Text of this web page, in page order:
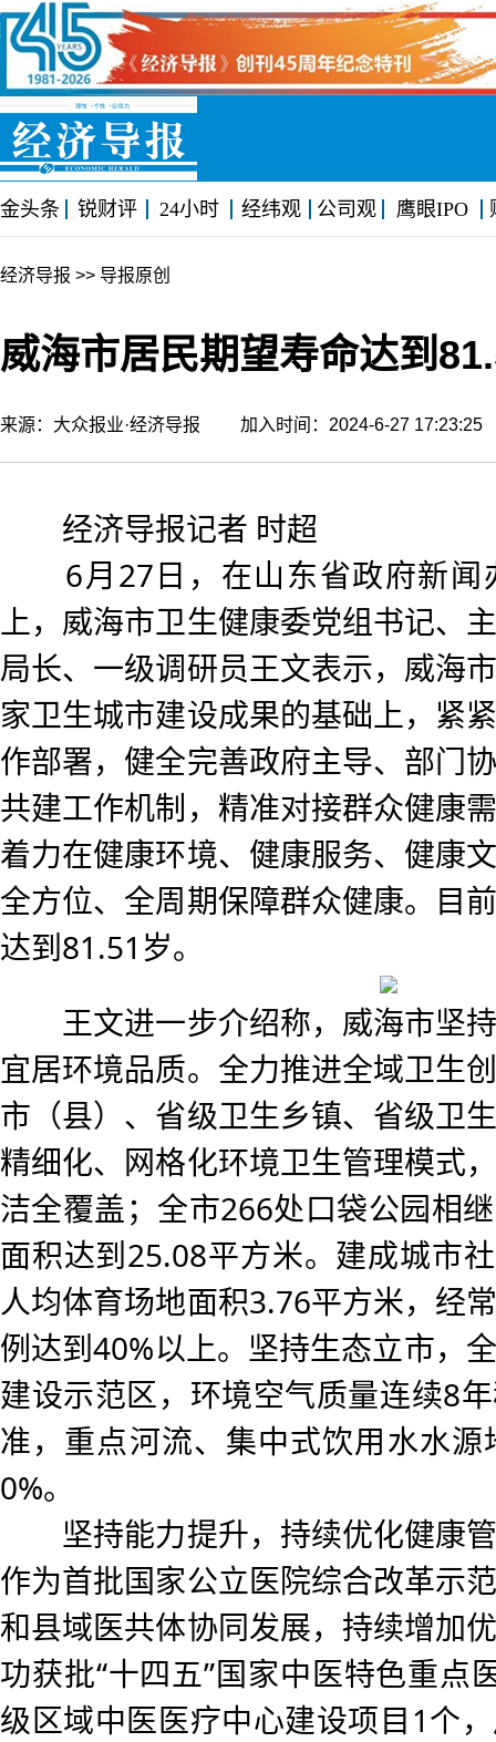
金头条 锐财评 24小时 经纬观 公司观 鹰眼IPO
经济导报 >> 导报原创
威海市居民期望寿命达到
来源：大众报业·经济导报 加入时间：2024-6-27
经济导报记者 时超
6月27日，在山东省政府新闻
上，威海市卫生健康委党组书记、
局长、一级调研员王文表示，威海
家卫生城市建设成果的基础上，紧
作部署，健全完善政府主导、部门
共建工作机制，精准对接群众健康
着力在健康环境、健康服务、健康
全方位、全周期保障群众健康。目
达到81.51岁。
王文进一步介绍称，威海市坚
宜居环境品质。全力推进全域卫生
市（县）、省级卫生乡镇、省级卫
精细化、网格化环境卫生管理模式
洁全覆盖；全市266处口袋公园相
面积达到25.08平方米。建成城市
人均体育场地面积3.76平方米，经
例达到40%以上。坚持生态立市，
建设示范区，环境空气质量连续8
准，重点河流、集中式饮用水水
0%。
坚持能力提升，持续优化健康
作为首批国家公立医院综合改革示
和县域医共体协同发展，持续增加
功获批“十四五”国家中医特色重点
级区域中医医疗中心建设项目1个